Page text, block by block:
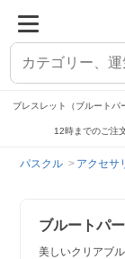
ブレスレット（ブルートパ
12時までのご注
パスクル アクセサ
ブルートパ
美しいクリアブ